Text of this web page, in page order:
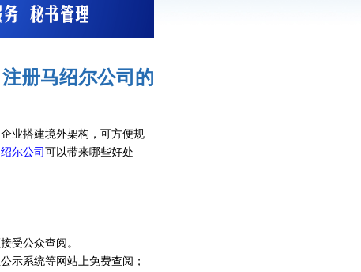
册马绍尔公司的
业搭建境外架构，可方便规
尔公司可以带来哪些好处
受公众查阅。
示系统等网站上免费查阅；